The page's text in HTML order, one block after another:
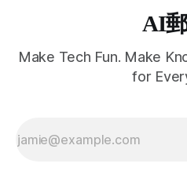
AI
Make Tech Fun. Make
for